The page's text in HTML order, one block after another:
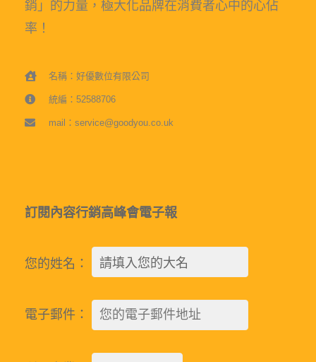
銷」的力量，極大化品牌在消費者心中的心佔
率！
名稱：好優數位有限公司
統編：52588706
mail：service@goodyou.co.uk
訂閱內容行銷高峰會電子報
您的姓名：
電子郵件：